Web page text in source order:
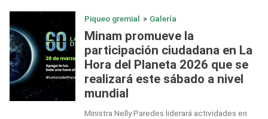
Piqueo gremial > Galería
Minam promueve la
participación ciudadana en La
Hora del Planeta 2026 que se
realizará este sábado a nivel
mundial
Ministra Nelly Paredes liderará actividades en